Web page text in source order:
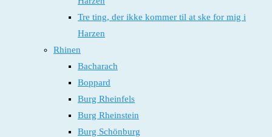
Tre ting, der ikke kommer til at ske for mig i
Harzen
Rhinen
Bacharach
Boppard
Burg Rheinfels
Burg Rheinstein
Burg Schönburg